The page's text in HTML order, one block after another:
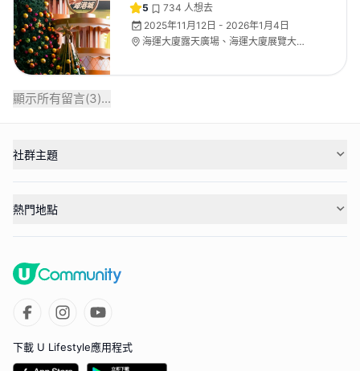
5 734 人想去
2025年11月12日 - 2026年1月4日
海運大廈露天廣場、海運大廈展覽大
顯示所有留言(3)...
社群主題
熱門地點
下載 U Lifestyle應用程式